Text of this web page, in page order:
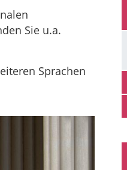
Sie u.a.
Sprachen